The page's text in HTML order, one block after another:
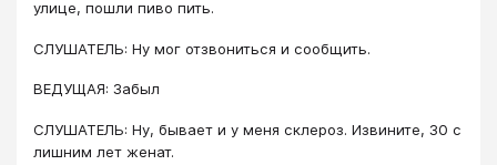
улице, пошли пиво пить.
СЛУШАТЕЛЬ: Ну мог отзвониться и сообщить.
ВЕДУЩАЯ: Забыл
СЛУШАТЕЛЬ: Ну, бывает и у меня склероз. Извините, 30 с
лишним лет женат.